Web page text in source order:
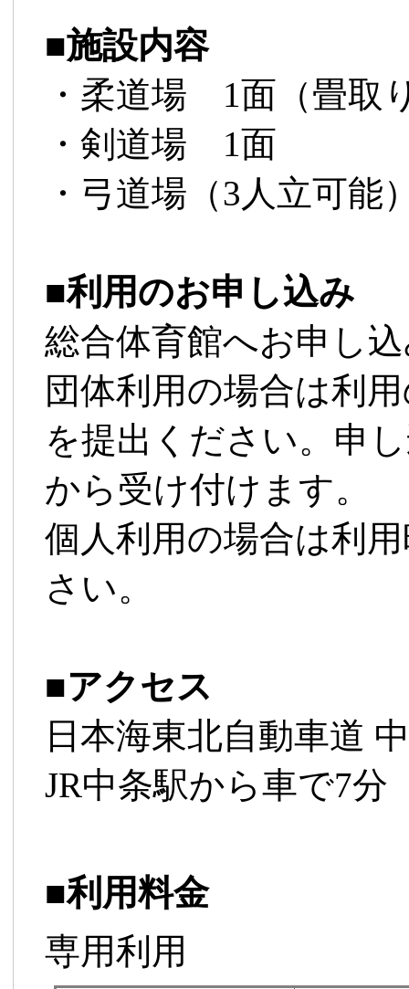
■施設内容
・柔道場 1面（畳取
・剣道場 1面
・弓道場（3人立可能
■利用のお申し込み
総合体育館へお申し
団体利用の場合は利
を提出ください。申
から受け付けます。
個人利用の場合は利
さい。
■アクセス
日本海東北自動車道
JR中条駅から車で7分
■利用料金
専用利用